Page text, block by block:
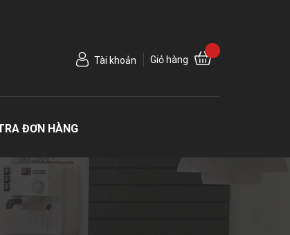
Tài khoản Giỏ hàng
ĐƠN HÀNG